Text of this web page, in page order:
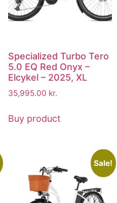
Specialized Turbo Tero
5.0 EQ Red Onyx –
Elcykel – 2025, XL
35,995.00 kr.
Buy product
Sale!